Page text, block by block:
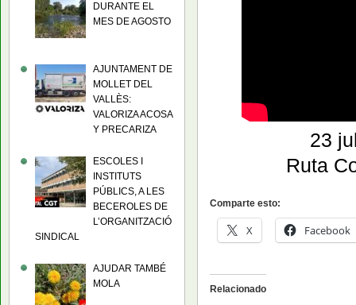
23 jul
Ruta
Comparte esto:
X Facebook
Relacionado
DURANTE EL
MES DE AGOSTO
AJUNTAMENT DE
MOLLET DEL
VALLÈS:
VALORIZA ACOSA
Y PRECARIZA
ESCOLES I
INSTITUTS
PÚBLICS, A LES
BECEROLES DE
L’ORGANITZACIÓ
SINDICAL
AJUDAR TAMBÉ
MOLA